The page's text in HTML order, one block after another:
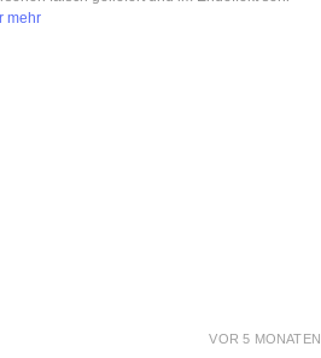
mehr
VOR 5 MONATEN